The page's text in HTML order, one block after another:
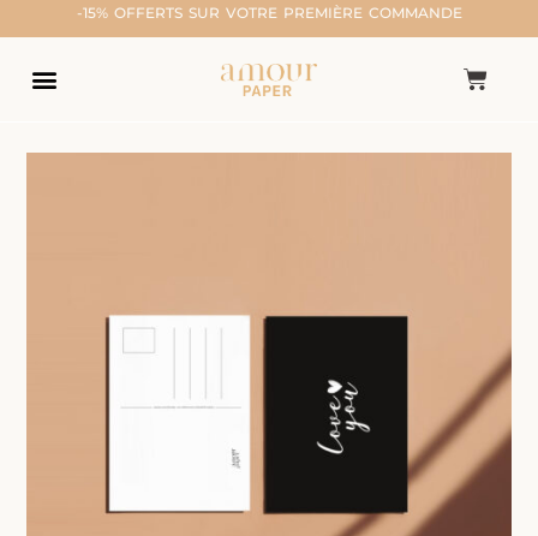
-15% OFFERTS SUR VOTRE PREMIÈRE COMMANDE